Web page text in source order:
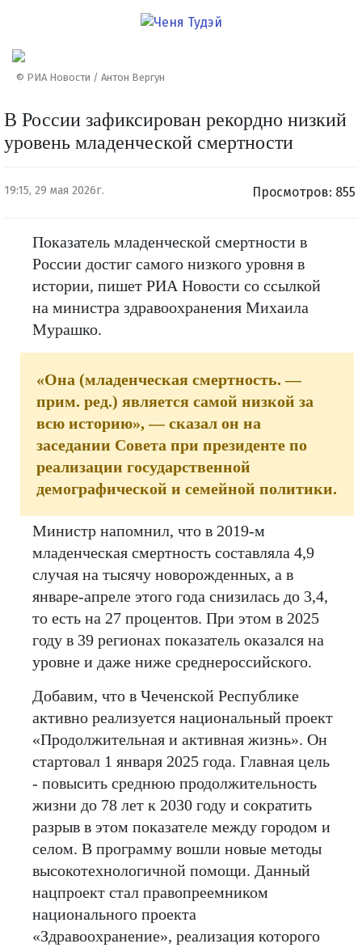
© РИА Новости / Антон Вергун
В России зафиксирован рекордно низкий
уровень младенческой смертности
19:15, 29 мая 2026г. Просмотров: 855
Показатель младенческой смертности в
России достиг самого низкого уровня в
истории, пишет РИА Новости со ссылкой
на министра здравоохранения Михаила
Мурашко.
«Она (младенческая смертность. —
прим. ред.) является самой низкой за
всю историю», — сказал он на
заседании Совета при президенте по
реализации государственной
демографической и семейной политики.
Министр напомнил, что в 2019-м
младенческая смертность составляла 4,9
случая на тысячу новорожденных, а в
январе-апреле этого года снизилась до 3,4,
то есть на 27 процентов. При этом в 2025
году в 39 регионах показатель оказался на
уровне и даже ниже среднероссийского.
Добавим, что в Чеченской Республике
активно реализуется национальный проект
«Продолжительная и активная жизнь». Он
стартовал 1 января 2025 года. Главная цель
- повысить среднюю продолжительность
жизни до 78 лет к 2030 году и сократить
разрыв в этом показателе между городом и
селом. В программу вошли новые методы
высокотехнологичной помощи. Данный
нацпроект стал правопреемником
национального проекта
«Здравоохранение», реализация которого